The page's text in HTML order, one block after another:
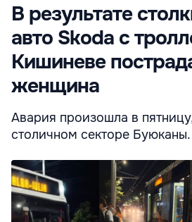
В результате
авто Skoda с
Кишиневе
женщина
Авария произошла в
столичном секторе Буюканы.